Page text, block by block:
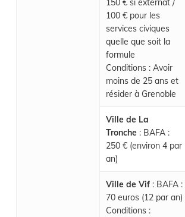
150 € si externat /
100 € pour les
services civiques
quelle que soit la
formule
Conditions : Avoir
moins de 25 ans et
résider à Grenoble
Ville de La
Tronche : BAFA :
250 € (environ 4 par
an)
Ville de Vif: BAFA :
70 euros (12 par an)
Conditions :